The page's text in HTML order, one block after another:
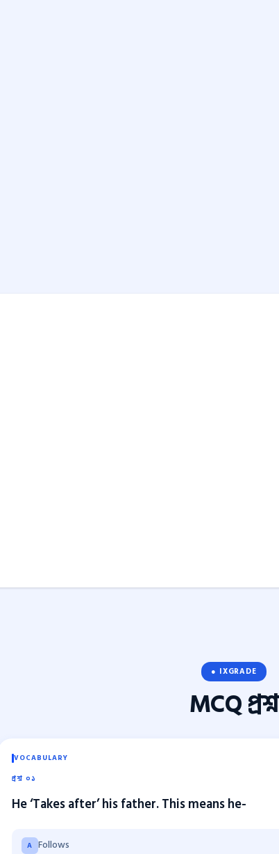
● IXGRADE
MCQপ্রশ্ন
VOCABULARY
প্রশ্ন ০১
He ‘Takes after’ his father. This means he-
A Follows